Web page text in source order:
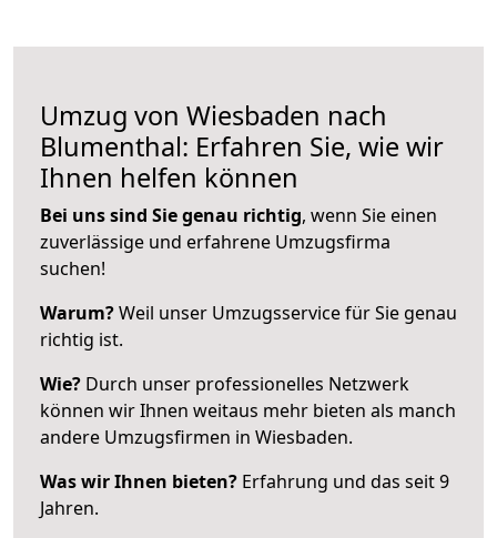
Umzug von Wiesbaden nach
Blumenthal: Erfahren Sie, wie wir
Ihnen helfen können
Bei uns sind Sie genau richtig, wenn Sie einen
zuverlässige und erfahrene Umzugsfirma
suchen!
Warum?Weil unser Umzugsservice für Sie genau
richtig ist.
Wie? Durch unser professionelles Netzwerk
können wir Ihnen weitaus mehr bieten als manch
andere Umzugsfirmen in Wiesbaden.
Was wir Ihnen bieten? Erfahrung und das seit 9
Jahren.